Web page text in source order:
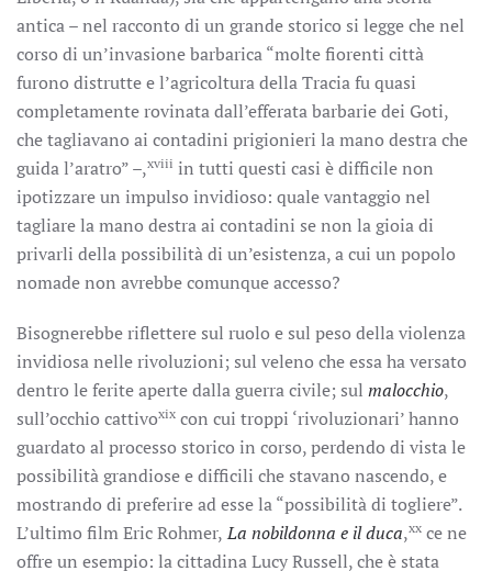
antica – nel racconto di un grande storico si legge che nel
corso di un’invasione barbarica “molte fiorenti città
furono distrutte e l’agricoltura della Tracia fu quasi
completamente rovinata dall’efferata barbarie dei Goti,
che tagliavano ai contadini prigionieri la mano destra che
guida l’aratro” –,xviii in tutti questi casi è difficile non
ipotizzare un impulso invidioso: quale vantaggio nel
tagliare la mano destra ai contadini se non la gioia di
privarli della possibilità di un’esistenza, a cui un popolo
nomade non avrebbe comunque accesso?
Bisognerebbe riflettere sul ruolo e sul peso della violenza
invidiosa nelle rivoluzioni; sul veleno che essa ha versato
dentro le ferite aperte dalla guerra civile; sul malocchio,
sull’occhio cattivoxix con cui troppi ‘rivoluzionari’ hanno
guardato al processo storico in corso, perdendo di vista le
possibilità grandiose e difficili che stavano nascendo, e
mostrando di preferire ad esse la “possibilità di togliere”.
L’ultimo film Eric Rohmer,La nobildonna e il duca,xx ce ne
offre un esempio: la cittadina Lucy Russell, che è stata